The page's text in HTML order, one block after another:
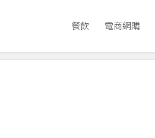
餐飲 電商網購